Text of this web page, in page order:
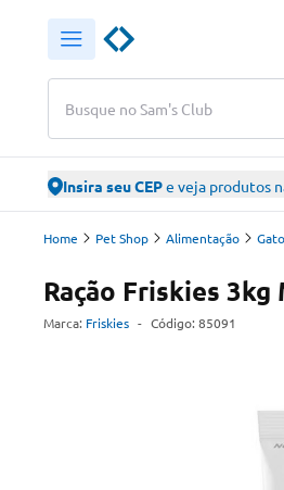
Busque no Sam's Club
Insira seu CEPe veja produtos
Home Pet Shop Alimentação
Ração Friskies 3kg
Marca: Friskies - Código: 85091